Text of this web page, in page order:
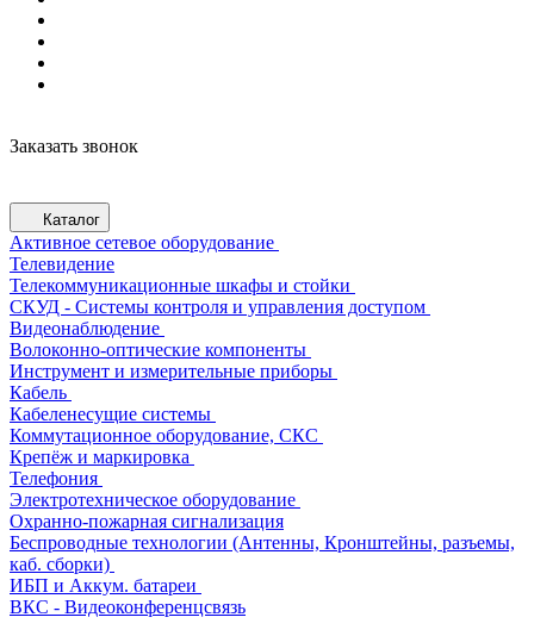
Заказать звонок
Каталог
Активное сетевое оборудование
Телевидение
Телекоммуникационные шкафы и стойки
СКУД - Системы контроля и управления доступом
Видеонаблюдение
Волоконно-оптические компоненты
Инструмент и измерительные приборы
Кабель
Кабеленесущие системы
Коммутационное оборудование, СКС
Крепёж и маркировка
Телефония
Электротехническое оборудование
Охранно-пожарная сигнализация
Беспроводные технологии (Антенны, Кронштейны, разъемы,
каб. сборки)
ИБП и Аккум. батареи
ВКС - Видеоконференцсвязь